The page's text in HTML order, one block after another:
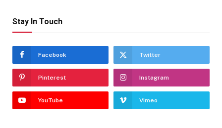
Stay In Touch
Facebook Twitter
Pinterest Instagram
YouTube Vimeo